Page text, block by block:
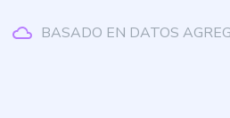
BASADO EN DATOS